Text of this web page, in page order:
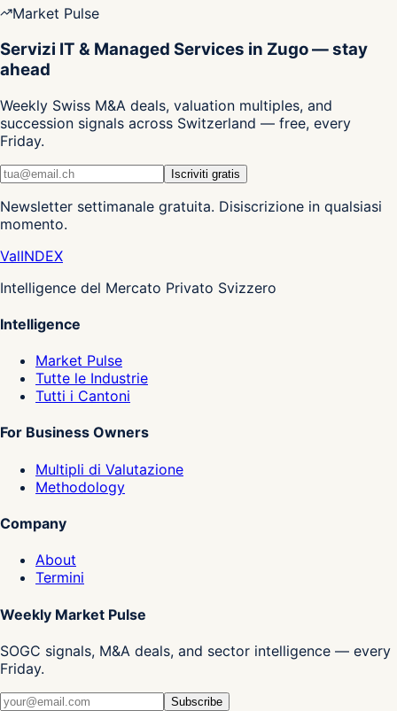
Market Pulse
Servizi IT & Managed Services in Zugo — stay
ahead
Weekly Swiss M&A deals, valuation multiples, and
succession signals across Switzerland — free, every
Friday.
Iscriviti gratis
Newsletter settimanale gratuita. Disiscrizione in qualsiasi
momento.
ValINDEX
Intelligence del Mercato Privato Svizzero
Intelligence
Market Pulse
Tutte le Industrie
Tutti i Cantoni
For Business Owners
Multipli di Valutazione
Methodology
Company
About
Termini
Weekly Market Pulse
SOGC signals, M&A deals, and sector intelligence — every
Friday.
Subscribe